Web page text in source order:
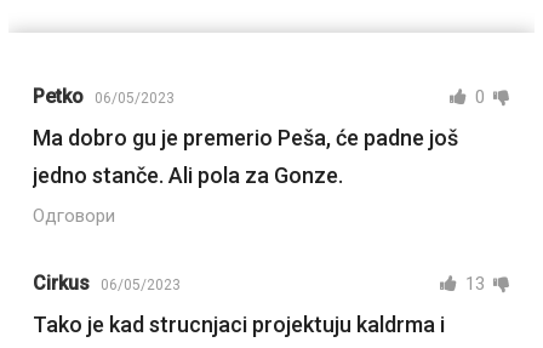
Petko 06/05/2023 0
Ma dobro gu je premerio Peša, će padne još
jedno stanče. Ali pola za Gonze.
Одговори
Cirkus 06/05/2023 13
Tako je kad strucnjaci projektuju kaldrma i